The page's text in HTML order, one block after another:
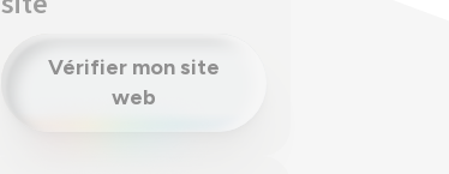
Vérifier mon site
web